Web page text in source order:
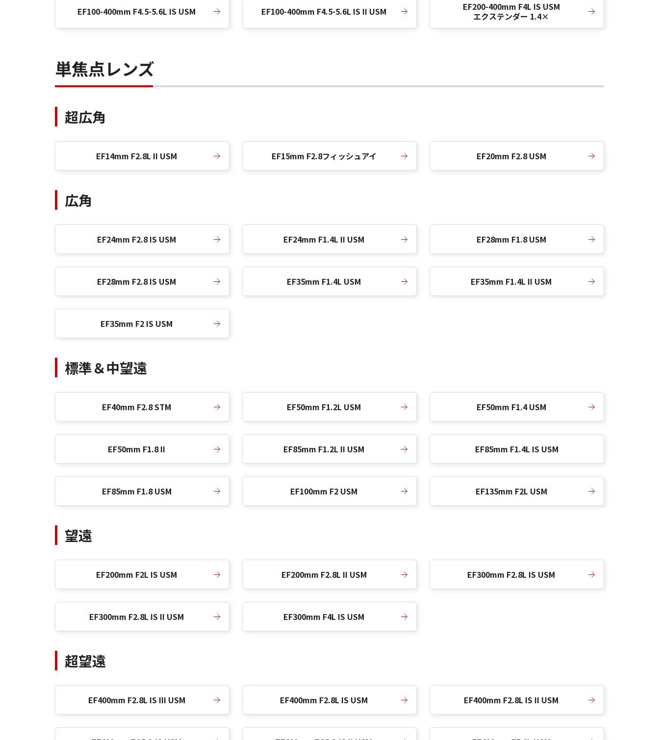
EF100-400mm F4.5-5.6L IS USM EF100-400mm F4.5-5.6L IS II USM
EF200-400mm F4L IS USM
エクステンダー 1.4×
単焦点レンズ
超広角
EF14mm F2.8L II USM EF15mm F2.8フィッシュアイ EF20mm F2.8 USM
広角
EF24mm F2.8 IS USM EF24mm F1.4L II USM EF28mm F1.8 USM
EF28mm F2.8 IS USM EF35mm F1.4L USM EF35mm F1.4L II USM
EF35mm F2 IS USM
標準＆中望遠
EF40mm F2.8 STM EF50mm F1.2L USM EF50mm F1.4 USM
EF50mm F1.8 II EF85mm F1.2L II USM EF85mm F1.4L IS USM
EF85mm F1.8 USM EF100mm F2 USM EF135mm F2L USM
望遠
EF200mm F2L IS USM EF200mm F2.8L II USM EF300mm F2.8L IS USM
EF300mm F2.8L IS II USM EF300mm F4L IS USM
超望遠
EF400mm F2.8L IS III USM EF400mm F2.8L IS USM EF400mm F2.8L IS II USM